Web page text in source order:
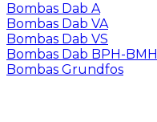
Bombas Dab A
Bombas Dab VA
Bombas Dab VS
Bombas Dab BPH-BMH
Bombas Grundfos